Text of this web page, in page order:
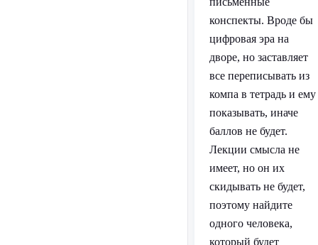
конспекты. Вроде бы
цифровая эра на
дворе, но заставляет
все переписывать из
компа в тетрадь и ему
показывать, иначе
баллов не будет.
Лекции смысла не
имеет, но он их
скидывать не будет,
поэтому найдите
одного человека,
который будет